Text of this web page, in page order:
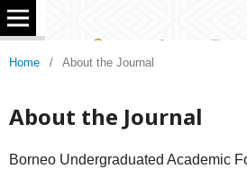
Home / About the Journal
About the Journal
Borneo Undergraduated Academic